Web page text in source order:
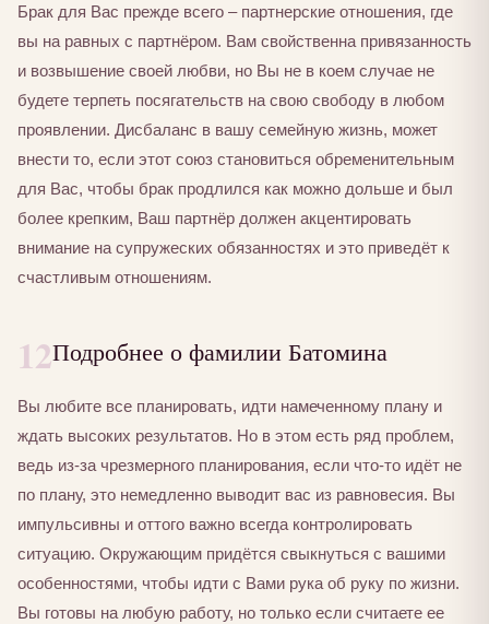
Брак для Вас прежде всего – партнерские отношения, где
вы на равных с партнёром. Вам свойственна привязанность
и возвышение своей любви, но Вы не в коем случае не
будете терпеть посягательств на свою свободу в любом
проявлении. Дисбаланс в вашу семейную жизнь, может
внести то, если этот союз становиться обременительным
для Вас, чтобы брак продлился как можно дольше и был
более крепким, Ваш партнёр должен акцентировать
внимание на супружеских обязанностях и это приведёт к
счастливым отношениям.
12Подробнее о фамилии Батомина
Вы любите все планировать, идти намеченному плану и
ждать высоких результатов. Но в этом есть ряд проблем,
ведь из-за чрезмерного планирования, если что-то идёт не
по плану, это немедленно выводит вас из равновесия. Вы
импульсивны и оттого важно всегда контролировать
ситуацию. Окружающим придётся свыкнуться с вашими
особенностями, чтобы идти с Вами рука об руку по жизни.
Вы готовы на любую работу, но только если считаете ее